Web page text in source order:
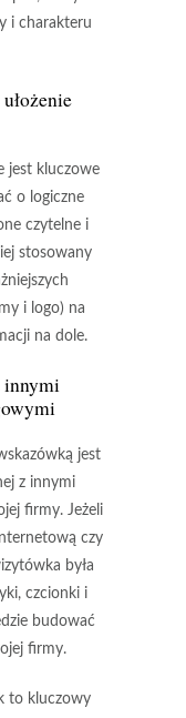
i charakteru
jest kluczowe
o logiczne
czytelne i
stosowany
i logo) na
na dole.
innymi
jest
z innymi
firmy. Jeżeli
czy
była
czcionki i
budować
firmy.
to kluczowy